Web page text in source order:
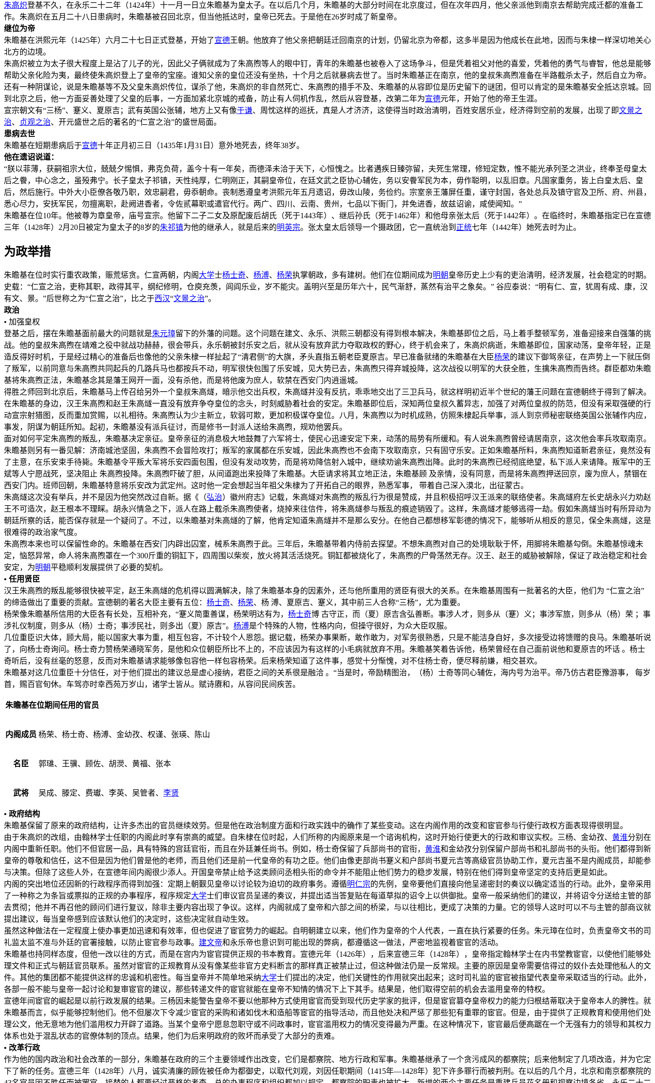
朱高炽登基不久，在永乐二十二年（1424年）十一月一日立朱瞻基为皇太子。在以后几个月，朱瞻基的大部分时间在北京度过，但在次年四月，他父亲派他到南京去帮助完成迁都的准备工
作。朱高炽在五月二十八日患病时，朱瞻基被召回北京，但当他抵达时，皇帝已死去。于是他在26岁时成了新皇帝。
继位为帝
朱瞻基在洪熙元年（1425年）六月二十七日正式登基，开始了宣德王朝。他放弃了他父亲把朝廷迁回南京的计划，仍留北京为帝都，这多半是因为他成长在此地，因而与朱棣一样深切地关心
北方的边境。
朱高炽被立为太子很大程度上是沾了儿子的光，因此父子俩就成为了朱高煦等人的眼中钉，青年的朱瞻基也被卷入了这场争斗，但是凭着祖父对他的喜爱，凭着他的勇气与睿智，他总是能够
帮助父亲化险为夷，最终使朱高炽登上了皇帝的宝座。谁知父亲的皇位还没有坐热，十个月之后就暴病去世了。当时朱瞻基正在南京，他的皇叔朱高煦准备在半路截杀太子，然后自立为帝。
还有一种阴谋论，说是朱瞻基等不及父皇朱高炽传位，谋杀了他，朱高炽的非自然死亡、朱高煦的措手不及、朱瞻基的从容即位是历史留下的谜团，但可以肯定的是朱瞻基安全抵达京城。回
到北京之后，他一方面妥善处理了父皇的后事，一方面加紧北京城的戒备，防止有人伺机作乱，然后从容登基，改第二年为宣德元年，开始了他的帝王生涯。
宣宗朝文有“三杨”、蹇义、夏原吉；武有英国公张辅，地方上又有像于谦、周忱这样的巡抚，真是人才济济，这使得当时政治清明，百姓安居乐业，经济得到空前的发展，出现了即文景之
治、 贞观之治、开元盛世之后的著名的“仁宣之治”的盛世局面。
患病去世
朱瞻基在短期患病后于宣德十年正月初三日（1435年1月31日）意外地死去，终年38岁。
他在遗诏说道：
“朕以菲薄，获嗣祖宗大位，兢兢夕惕惧，弗克负荷，盖今十有一年矣，而德泽未洽于天下，心恒愧之。比者遘疾日臻弥留，夫死生常理，修短定数，惟不能光承列圣之洪业，终奉圣母皇太
后之餋，中心念之，虽殁弗宁。长子皇太子祁镇，天性纯厚，仁明刚正，其嗣皇帝位，在廷文武之臣协心辅佐，务以安餋军民为本，毋作聪明，以乱旧章。凡国家重务，皆上白皇太后、皇
后，然后施行。中外大小臣僚各敬乃职，效忠嗣君，毋忝朝命。丧制悉遵皇考洪熙元年五月遗诏，毋改山陵，务俭约。宗室亲王藩屏任重，谨守封国，各处总兵及镇守官及卫所、府、州县，
悉心尽力，安抚军民，勿擅离职，赴阙进香者，令佐贰幕职或遣官代行。两广、四川、云南、贵州，七品以下衙门，并免进香，故兹诏谕，咸使闻知。”
朱瞻基在位10年。他被尊为章皇帝，庙号宣宗。他留下二子二女及原配废后胡氏（死于1443年）、继后孙氏（死于1462年）和他母亲张太后（死于1442年）。在临终时，朱瞻基指定已在宣德
三年（1428年）2月20日被定为皇太子的8岁的朱祁镇为他的继承人，就是后来的明英宗。张太皇太后领导一个摄政团，它一直统治到 正统七年（1442年）她死去时为止。
为政举措
朱瞻基在位时实行重农政策，赈荒惩贪。仁宣两朝，内阁 大学士杨士奇、 杨溥、 杨荣执掌朝政，多有建树。他们在位期间成为明朝 皇帝历史上少有的吏治清明，经济发展，社会稳定的时期。
史载：“仁宣之治，吏称其职，政得其平，纲纪修明，仓庾充羡，闾阎乐业，岁不能灾。盖明兴至是历年六十，民气渐舒，蒸然有治平之象矣。” 谷应泰说：“明有仁、宣，犹周有成、康，汉
有文、景。”后世称之为“仁宣之治”，比之于西汉“文景之治”。
政治
• 加强皇权
登基之后，摆在朱瞻基面前最大的问题就是朱元璋留下的外藩的问题。这个问题在建文、永乐、洪熙三朝都没有得到根本解决，朱瞻基即位之后，马上着手整顿军务，准备迎接来自强藩的挑
战。他的皇叔朱高煦在靖难之役中就战功赫赫，很会带兵，永乐朝被封乐安之后，就从没有放弃武力夺取政权的野心，终于机会来了，朱高炽病逝，朱瞻基即位，国家动荡，皇帝年轻，正是
造反得好时机，于是经过精心的准备后也像他的父亲朱棣一样扯起了“清君侧”的大旗，矛头直指五朝老臣夏原吉。早已准备就绪的朱瞻基在大臣杨荣的建议下御驾亲征，在声势上一下就压倒
了叛军，以前同意与朱高煦共同起兵的几路兵马也都按兵不动，明军很快包围了乐安城，见大势已去，朱高煦只得弃城投降，这次战役以明军的大获全胜，生擒朱高煦而告终。群臣都劝朱瞻
基将朱高煦正法，朱瞻基念其是藩王网开一面，没有杀他，而是将他废为庶人，软禁在西安门内逍遥城。
得胜之师回到北京后，朱瞻基马上传召给另外一个皇叔朱高燧，暗示他交出兵权，朱高燧并没有反抗，乖乖地交出了三卫兵马，就这样明初近半个世纪的藩王问题在宣德朝终于得到了解决。
在朱瞻基的身边，汉王朱高煦和赵王朱高燧一直没有放弃争夺皇位的念头，时刻威胁着社会的安定。朱瞻基即位后，深知两位皇叔久蓄异志，加强了对两位皇叔的防范，但没有采取强硬的行
动宣宗射猎图，反而重加赏赐，以礼相待。朱高煦认为少主新立，软弱可欺，更加积极谋夺皇位。八月，朱高煦以为时机成熟，仿照朱棣起兵举事，派人到京师秘密联络英国公张辅作内应，
事发，阴谋为朝廷所知。起初，朱瞻基没有派兵征讨，而是修书一封派人送给朱高煦，规劝他罢兵。
面对如何平定朱高煦的叛乱，朱瞻基决定亲征。皇帝亲征的消息极大地鼓舞了六军将士，使民心迅速安定下来，动荡的局势有所缓和。有人说朱高煦曾经请居南京，这次他会率兵攻取南京。
朱瞻基则另有一番见解：济南城池坚固，朱高煦不会冒险攻打；叛军的家属都在乐安城，因此朱高煦也不会南下攻取南京，只有固守乐安。正如朱瞻基所料，朱高煦知道新君亲征，竟然没有
了主意，在乐安束手待毙。朱瞻基令平叛大军将乐安四面包围，但没有发动攻势，而是将劝降信射入城中，继续劝谕朱高煦出降。此时的朱高煦已经彻底绝望，私下派人来请降。叛军中的王
斌等人宁愿战死，坚决阻止 朱高煦投降。朱高煦吓破了胆，从间道跑出来投降了朱瞻基。大臣请求将其立地正法，朱瞻基顾 及亲情，没有同意，而是将朱高煦押送回京，废为庶人，禁锢在
西安门内。班师回朝，朱瞻基特意将乐安改为武定州。这时他一定会想起当年祖父朱棣为了开拓自己的眼界，熟悉军事， 带着自己深入漠北，出征蒙古。
朱高燧这次没有举兵，并不是因为他突然改过自新。据《（弘治）徽州府志》记载，朱高燧对朱高煦的叛乱行为很是赞成，并且积极招呼汉王派来的联络使者。朱高燧府左长史胡永兴力劝赵
王不可造次，赵王根本不理睬。胡永兴情急之下，派人在路上截杀朱高煦使者，烧掉来往信件，将朱高燧参与叛乱的痕迹销毁了。这样，朱高燧才能够逃得一劫。假如朱高燧当时有所异动为
朝廷所察的话，能否保存就是一个疑问了。不过，以朱瞻基对朱高燧的了解，他肯定知道朱高燧并不是那么安分。在他自己都想移军彰德的情况下，能够听从相反的意见，保全朱高燧，这是
很难得的政治家气度。
朱高煦本来也可以保留性命的。朱瞻基在西安门内辟出囚室，械系朱高煦于此。三年后，朱瞻基带着内侍前去探望。不想朱高煦对自己的处境耿耿于怀，用脚将朱瞻基勾倒。朱瞻基惊魂未
定，恼怒异常，命人将朱高煦罩在一个300斤重的铜缸下，四周围以柴炭，放火将其活活烧死。铜缸都被烧化了，朱高煦的尸骨荡然无存。汉王、赵王的威胁被解除，保证了政治稳定和社会
安定，为明朝平稳顺利发展提供了必要的契机。
• 任用贤臣
汉王朱高煦的叛乱能够很快被平定，赵王朱高燧的危机得以圆满解决，除了朱瞻基本身的因素外，还与他所重用的贤臣有很大的关系。在朱瞻基周围有一批著名的大臣，他们为 “仁宣之治”
的缔造做出了重要的贡献。宣德朝的著名大臣主要有五位： 杨士奇、 杨荣、杨 溥、夏原吉、蹇义，其中前三人合称“三杨”，尤为重要。
杨荣像朱瞻基所信用的大臣各有长处，互相补充，“蹇义简重善谋，杨荣明达有为， 杨士奇博 古守正，而（夏）原吉含弘善断。事涉人才，则多从（蹇）义；事涉军旅，则多从（杨）荣 ；事
涉礼仪制度，则多从（杨）士奇；事涉民社，则多出（夏）原吉”。 杨溥是个特殊的人物，性格内向，但操守很好，为众大臣叹服。
几位重臣识大体，顾大局，能以国家大事为重，相互包容，不计较个人恩怨。据记载，杨荣办事果断，敢作敢为，对军务很熟悉，只是不能洁身自好，多次接受边将馈赠的良马。朱瞻基听说
了，向杨士奇询问。杨士奇力赞杨荣通晓军务，是他和众位朝臣所比不上的，不应该因为有这样的小毛病就放弃不用。朱瞻基笑着告诉他，杨荣曾经在自己面前说他和夏原吉的坏话 。杨士
奇听后，没有丝毫的怒意，反而对朱瞻基请求能够像包容他一样包容杨荣。后来杨荣知道了这件事，感觉十分惭愧，对不住杨士奇，便尽释前嫌，相交甚欢。
朱瞻基对这几位重臣十分信任，对于他们提出的建议总是虚心接纳，君臣之间的关系很是融洽 。“当是时，帝励精图治，（杨）士奇等同心辅佐，海内号为治平。帝乃仿古君臣豫游事， 每岁
首，赐百官旬休。车驾亦时幸西苑万岁山，诸学士皆从。赋诗赓和，从容问民间疾苦。
朱瞻基在位期间任用的官员
内阁成员 杨荣、 杨士奇、 杨溥、 金幼孜、 权谨、 张瑛、 陈山
名臣 郭璡、 王骥、 顾佐、 胡濙、 黄福、 张本
武将 吴成、 滕定、 费瓛、 李英、吴管者、 李贤
• 政府结构
朱瞻基保留了原来的政府结构，让许多杰出的官员继续效劳。但是他在政治制度方面和行政实践中的确作了某些变动。这在内阁作用的改变和宦官参与行使行政权方面表现得很明显。
由于朱高炽的改组，由翰林学士任职的内阁此时享有崇高的威望。自朱棣在位时起，人们所称的内阁原来是一个谘询机构，这时开始行使更大的行政和审议实权。三杨、金幼孜、 黄淮分别在
内阁中重新任职。他们不但官居一品，具有特殊的宫廷官衔，而且在外廷兼任尚书。例如，杨士奇保留了兵部尚书的官衔， 黄淮和金幼孜分别保留户部尚书和礼部尚书的头衔。他们都得到新
皇帝的尊敬和信任，这不但是因为他们曾是他的老师，而且他们还是前一代皇帝的有功之臣。他们由像吏部尚书蹇义和户部尚书夏元吉等高级官员协助工作，夏元吉虽不是内阁成员，却能参
与决策。但除了这些人外，在宣德年间内阁很少添人。开国皇帝禁止给予这类顾问丞相头衔的命令并不能阻止他们势力的稳步发展，特别在他们得到皇帝坚定的支持后更是如此。
内阁的突出地位还因新的行政程序而得到加强：定期上朝觐见皇帝以讨论较为迫切的政府事务。遵循明仁宗的先例，皇帝要他们直接向他呈递密封的奏议以确定适当的行动。此外，皇帝采用
了一种称之为条旨或票拟的正规的办事程序，程序规定大学士们审议官员呈递的奏议，并提出适当答复贴在每道草拟的诏令上以供御批。皇帝一般采纳他们的建议，并将诏令分送给主管的部
去贯彻；他并不再召他的顾问们进行复议，除非主要内容出现了争议。这样，内阁就成了皇帝和六部之间的桥梁，与以往相比，更成了决策的力量。它的领导人这时可以不与主管的部商议就
提出建议，每当皇帝感到应该默认他们的决定时，这些决定就自动生效。
虽然这种做法在一定程度上使办事更加迅速和有效率，但也促进了宦官势力的崛起。自明朝建立以来，他们作为皇帝的个人代表，一直在执行紧要的任务。朱元璋在位时，负责皇帝文书的司
礼监太监不准与外廷的官署接触，以防止宦官参与政事。 建文帝和永乐帝也意识到可能出现的弊病，都遵循这一做法，严密地监视着宦官的活动。
朱瞻基也持同样态度，但他一改以往的方式，而是在宫内为宦官提供正规的书本教育。宣德元年（1426年），后来宣德三年（1428年），皇帝指定翰林学士在内书堂教宦官，以使他们能够处
理文件和正式与朝廷官员联系。虽然对宦官的正规教育从没有像某些非官方史料断言的那样真正被禁止过，但这种做法仍是一反常规。主要的原因是皇帝需要信得过的奴仆去处理他私人的文
件。其他的集团都不能提供这样的忠诚和机密性。每当皇帝并不简单地采纳大学士们提出的决定，他们关键性的作用就突出起来；这时司礼监的宦官被指望代表皇帝采取适当的行动。此外，
各部一般不能与皇帝一起讨论和复审宦官的建议，那些转递文件的宦官就能在皇帝不知情的情况下上下其手。结果是，他们取得空前的机会去滥用皇帝的特权。
宣德年间宦官的崛起是以前行政发展的结果。三杨因未能警告皇帝不要以他那种方式使用宦官而受到现代历史学家的批评，但是宦官篡夺皇帝权力的能力归根结蒂取决于皇帝本人的脾性。就
朱瞻基而言，似乎能够控制他们。他不但屡次下令减少宦官的采购和诸如伐木和造船等宦官的指导活动，而且他处决和严惩了那些犯有重罪的宦官。但是，由于提供了正规教育和使用他们处
理公文，他无意地为他们滥用权力开辟了道路。当某个皇帝宁愿怠忽职守或不问政事时，宦官滥用权力的情况变得最为严重。在这种情况下，宦官最后便高踞在一个无强有力的领导和其权力
体系也处于混乱状态的官僚体制的顶点。结果，他们为后来明政府的败坏而承受了大部分的责难。
• 改革行政
作为他的国内政治和社会改革的一部分，朱瞻基在政府的三个主要领域作出改变，它们是都察院、地方行政和军事。朱瞻基继承了一个贪污成风的都察院；后来他制定了几项改造，并为它定
下了新的任务。宣德三年（1428年）八月，诚实清廉的顾佐被任命为都御史，以取代刘观，刘因任职期间（1415年—1428年）犯下许多罪行而被判刑。在以后的几个月，北京和南京都察院的